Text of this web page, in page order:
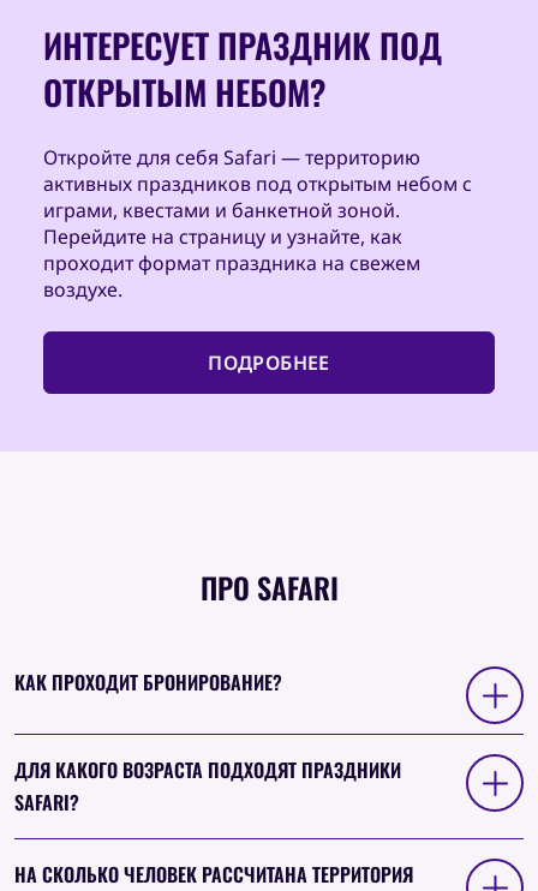
ИНТЕРЕСУЕТ ПРАЗДНИК ПОД
ОТКРЫТЫМ НЕБОМ?
Откройте для себя Safari — территорию
активных праздников под открытым небом с
играми, квестами и банкетной зоной.
Перейдите на страницу и узнайте, как
проходит формат праздника на свежем
воздухе.
ПОДРОБНЕЕ
ПРО SAFARI
КАК ПРОХОДИТ БРОНИРОВАНИЕ?
ДЛЯ КАКОГО ВОЗРАСТА ПОДХОДЯТ ПРАЗДНИКИ
SAFARI?
НА СКОЛЬКО ЧЕЛОВЕК РАССЧИТАНА ТЕРРИТОРИЯ